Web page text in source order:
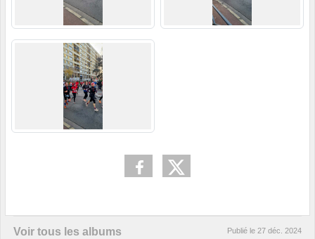
Voir tous les albums
Publié le 27 déc. 2024